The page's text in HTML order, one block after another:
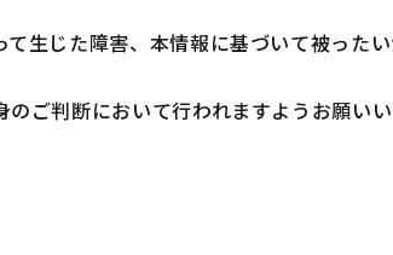
生じた障害、本情報に基づいて被った
ご判断において行われますようお願いい